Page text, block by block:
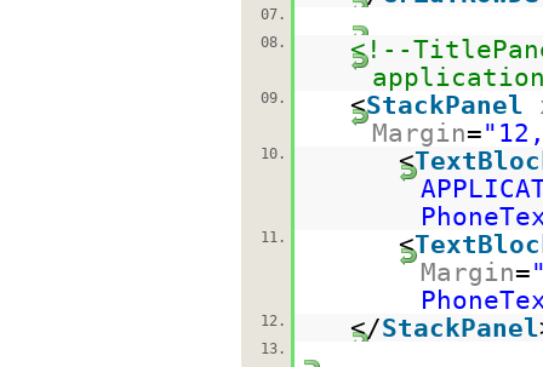
07.
08.
<!--
09. <StackPanel
Margin=
10. <
11. <
Margin=
12. </StackPanel
13.